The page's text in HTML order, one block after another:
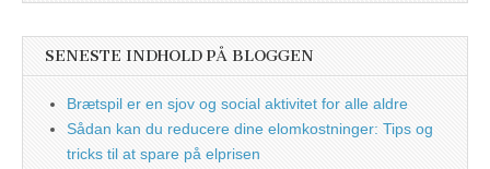
SENESTE INDHOLD PÅ BLOGGEN
Brætspil er en sjov og social aktivitet for alle aldre
Sådan kan du reducere dine elomkostninger: Tips og
tricks til at spare på elprisen